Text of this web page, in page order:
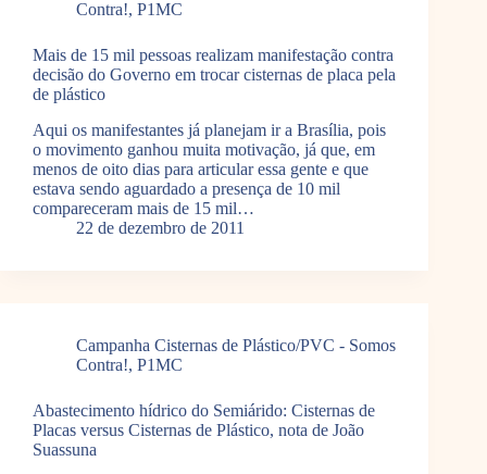
Contra!, P1MC
Mais de 15 mil pessoas realizam manifestação contra
decisão do Governo em trocar cisternas de placa pela
de plástico
Aqui os manifestantes já planejam ir a Brasília, pois
o movimento ganhou muita motivação, já que, em
menos de oito dias para articular essa gente e que
estava sendo aguardado a presença de 10 mil
compareceram mais de 15 mil…
22 de dezembro de 2011
Campanha Cisternas de Plástico/PVC - Somos
Contra!, P1MC
Abastecimento hídrico do Semiárido: Cisternas de
Placas versus Cisternas de Plástico, nota de João
Suassuna